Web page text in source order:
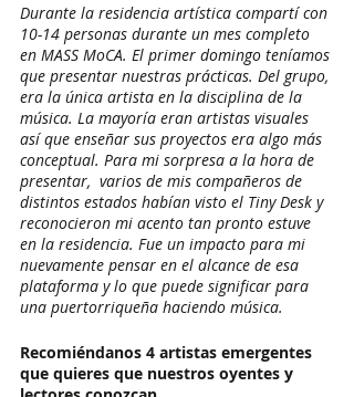
Durante la residencia artística compartí con
10-14 personas durante un mes completo
en MASS MoCA. El primer domingo teníamos
que presentar nuestras prácticas. Del grupo,
era la única artista en la disciplina de la
música. La mayoría eran artistas visuales
así que enseñar sus proyectos era algo más
conceptual. Para mi sorpresa a la hora de
presentar,  varios de mis compañeros de
distintos estados habían visto el Tiny Desk y
reconocieron mi acento tan pronto estuve
en la residencia. Fue un impacto para mi
nuevamente pensar en el alcance de esa
plataforma y lo que puede significar para
una puertorriqueña haciendo música.
Recomiéndanos 4 artistas emergentes
que quieres que nuestros oyentes y